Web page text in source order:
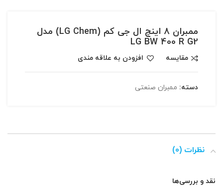
ممبران 8 اینچ ال جی کم (LG Chem) مدل
LG BW 400 R G2
مقایسه افزودن به علاقه مندی
دسته: ممبران صنعتی
نظرات (0)
نقد و بررسی‌ها